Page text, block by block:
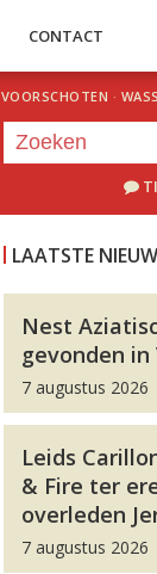
CONTACT
VOORSCHOTEN ·
LAATSTE
Nest
gevonden
7 augustus 2026
Leids
& Fire ter
overleden
7 augustus 2026